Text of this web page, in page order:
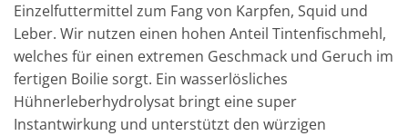
Einzelfuttermittel zum Fang von Karpfen, Squid und
Leber. Wir nutzen einen hohen Anteil Tintenfischmehl,
welches für einen extremen Geschmack und Geruch im
fertigen Boilie sorgt. Ein wasserlösliches
Hühnerleberhydrolysat bringt eine super
Instantwirkung und unterstützt den würzigen